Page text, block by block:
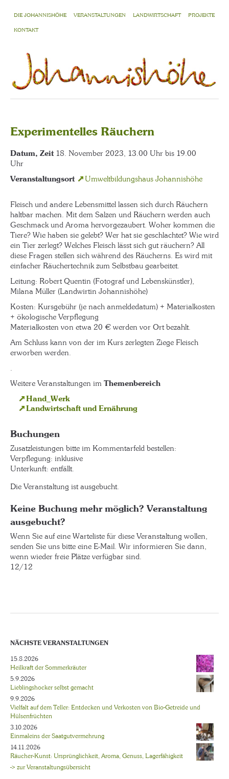
DIE JOHANNISHÖHE VERANSTALTUNGEN LANDWIRTSCHAFT PROJEKTE
KONTAKT
Experimentelles Räuchern
Datum, Zeit18. November 2023, 13.00 Uhr bis 19.00
Uhr
Veranstaltungsort Umweltbildungshaus Johannishöhe
Fleisch und andere Lebensmittel lassen sich durch Räuchern
haltbar machen. Mit dem Salzen und Räuchern werden auch
Geschmack und Aroma hervorgezaubert. Woher kommen die
Tiere? Wie haben sie gelebt? Wer hat sie geschlachtet? Wie wird
ein Tier zerlegt? Welches Fleisch lässt sich gut räuchern? All
diese Fragen stellen sich während des Räucherns. Es wird mit
einfacher Räuchertechnik zum Selbstbau gearbeitet.
Leitung: Robert Quentin (Fotograf und Lebenskünstler),
Milana Müller (Landwirtin Johannishöhe)
Kosten: Kursgebühr (je nach anmeldedatum) + Materialkosten
+ ökologische Verpflegung
Materialkosten von etwa 20 € werden vor Ort bezahlt.
Am Schluss kann von der im Kurs zerlegten Ziege Fleisch
erworben werden.
.
Weitere Veranstaltungen im Themenbereich
Hand_Werk
Landwirtschaft und Ernährung
Buchungen
Zusatzleistungen bitte im Kommentarfeld bestellen:
Verpflegung: inklusive
Unterkunft: entfällt.
Die Veranstaltung ist ausgebucht.
Keine Buchung mehr möglich? Veranstaltung
ausgebucht?
Wenn Sie auf eine Warteliste für diese Veranstaltung wollen,
senden Sie uns bitte eine E-Mail. Wir informieren Sie dann,
wenn wieder freie Plätze verfügbar sind.
12/12
NÄCHSTE VERANSTALTUNGEN
15.8.2026
Heilkraft der Sommerkräuter
5.9.2026
Lieblingshocker selbst gemacht
9.9.2026
Vielfalt auf dem Teller: Entdecken und Verkosten von Bio-Getreide und
Hülsenfrüchten
3.10.2026
Einmaleins der Saatgutvermehrung
14.11.2026
Räucher-Kunst: Ursprünglichkeit, Aroma, Genuss, Lagerfähigkeit
-> zur Veranstaltungsübersicht